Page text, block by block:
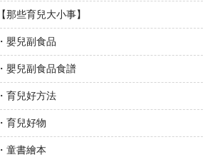
【那些育兒大小事】
・嬰兒副食品
・嬰兒副食品食譜
・育兒好方法
・育兒好物
・童書繪本